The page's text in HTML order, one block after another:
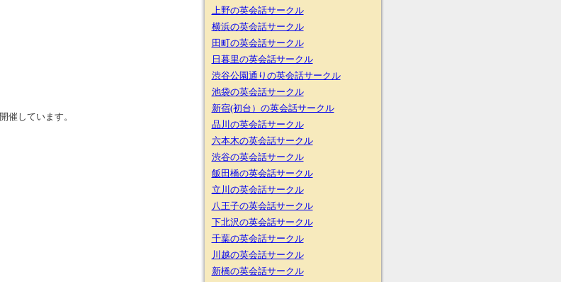
催しています。
上野の英会話サークル
横浜の英会話サークル
田町の英会話サークル
日暮里の英会話サークル
渋谷公園通りの英会話サークル
池袋の英会話サークル
新宿(初台）の英会話サークル
品川の英会話サークル
六本木の英会話サークル
渋谷の英会話サークル
飯田橋の英会話サークル
立川の英会話サークル
八王子の英会話サークル
下北沢の英会話サークル
千葉の英会話サークル
川越の英会話サークル
新橋の英会話サークル